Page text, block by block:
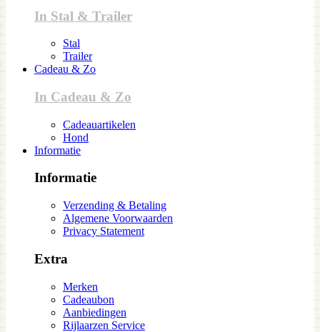
In Stal & Trailer
Stal
Trailer
Cadeau & Zo
In Cadeau & Zo
Cadeauartikelen
Hond
Informatie
Informatie
Verzending & Betaling
Algemene Voorwaarden
Privacy Statement
Extra
Merken
Cadeaubon
Aanbiedingen
Rijlaarzen Service